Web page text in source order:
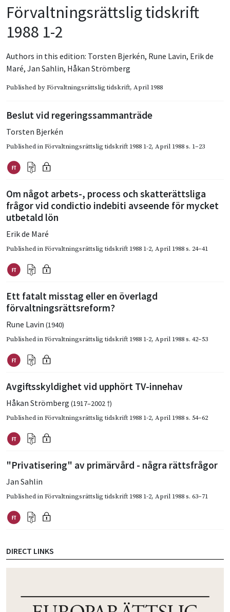
Förvaltningsrättslig tidskrift
1988 1-2
Authors in this edition: Torsten Bjerkén, Rune Lavin, Erik de
Maré, Jan Sahlin, Håkan Strömberg
Published byFörvaltningsrättslig tidskrift, April 1988
Beslut vid regeringssammanträde
Torsten Bjerkén
Published inFörvaltningsrättslig tidskrift 1988 1-2, April 1988s. 1–23
Om något arbets-, process och skatterättsliga
frågor vid condictio indebiti avseende för mycket
utbetald lön
Erik de Maré
Published inFörvaltningsrättslig tidskrift 1988 1-2, April 1988s. 24–41
Ett fatalt misstag eller en överlagd
förvaltningsrättsreform?
Rune Lavin (1940)
Published inFörvaltningsrättslig tidskrift 1988 1-2, April 1988s. 42–53
Avgiftsskyldighet vid upphört TV-innehav
Håkan Strömberg (1917–2002 †)
Published inFörvaltningsrättslig tidskrift 1988 1-2, April 1988s. 54–62
"Privatisering" av primärvård - några rättsfrågor
Jan Sahlin
Published inFörvaltningsrättslig tidskrift 1988 1-2, April 1988s. 63–71
DIRECT LINKS